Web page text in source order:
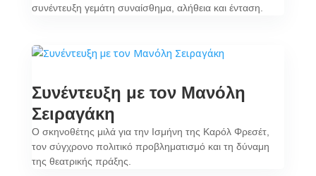
συνέντευξη γεμάτη συναίσθημα, αλήθεια και ένταση.
Συνέντευξη με τον Μανόλη
Σειραγάκη
Ο σκηνοθέτης μιλά για την Ισμήνη της Καρόλ Φρεσέτ,
τον σύγχρονο πολιτικό προβληματισμό και τη δύναμη
της θεατρικής πράξης.